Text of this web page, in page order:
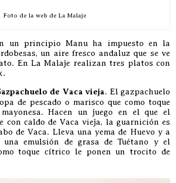
Foto de la web de La Malaje
un principio Manu ha impuesto en la
un aire fresco andaluz que se ve
En La Malaje realizan tres platos con
de Vaca vieja. El gazpachuelo
de pescado o marisco que como toque
Hacen un juego en el que el
con caldo de Vaca vieja, la guarnición es
de Vaca. Lleva una yema de Huevo y a
una emulsión de grasa de Tuétano y el
toque cítrico le ponen un trocito de